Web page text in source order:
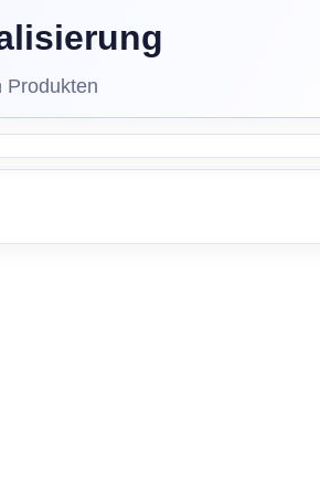
Produkten